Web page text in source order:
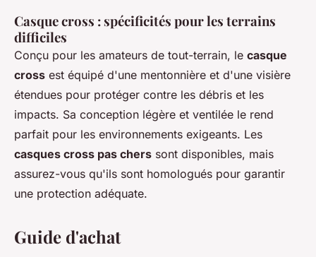
Casque cross : spécificités pour les terrains
difficiles
Conçu pour les amateurs de tout-terrain, le casque
cross est équipé d'une mentonnière et d'une visière
étendues pour protéger contre les débris et les
impacts. Sa conception légère et ventilée le rend
parfait pour les environnements exigeants. Les
casques cross pas chers sont disponibles, mais
assurez-vous qu'ils sont homologués pour garantir
une protection adéquate.
Guide d'achat